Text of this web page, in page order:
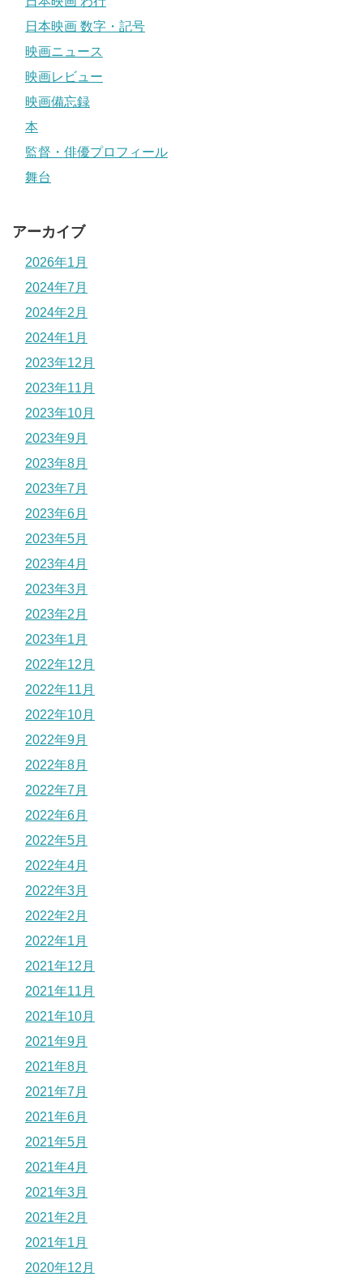
日本映画 数字・記号
映画ニュース
映画レビュー
映画備忘録
本
監督・俳優プロフィール
舞台
アーカイブ
2026年1月
2024年7月
2024年2月
2024年1月
2023年12月
2023年11月
2023年10月
2023年9月
2023年8月
2023年7月
2023年6月
2023年5月
2023年4月
2023年3月
2023年2月
2023年1月
2022年12月
2022年11月
2022年10月
2022年9月
2022年8月
2022年7月
2022年6月
2022年5月
2022年4月
2022年3月
2022年2月
2022年1月
2021年12月
2021年11月
2021年10月
2021年9月
2021年8月
2021年7月
2021年6月
2021年5月
2021年4月
2021年3月
2021年2月
2021年1月
2020年12月